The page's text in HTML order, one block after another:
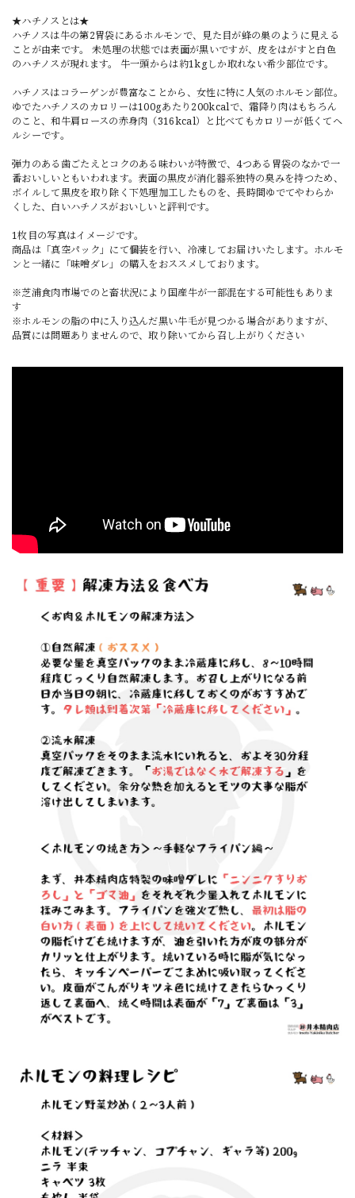
★ハチノスとは★
ハチノスは牛の第2胃袋にあるホルモンで、見た目が蜂の巣のように見える
ことが由来です。 未処理の状態では表面が黒いですが、皮をはがすと白色
のハチノスが現れます。 牛一頭からは約1kgしか取れない希少部位です。
ハチノスはコラーゲンが豊富なことから、女性に特に人気のホルモン部位。
ゆでたハチノスのカロリーは100gあたり200kcalで、霜降り肉はもちろん
のこと、和牛肩ロースの赤身肉（316kcal）と比べてもカロリーが低くてヘ
ルシーです。
弾力のある歯ごたえとコクのある味わいが特徴で、4つある胃袋のなかで一
番おいしいともいわれます。表面の黒皮が消化器系独特の臭みを持つため、
ボイルして黒皮を取り除く下処理加工したものを、長時間ゆでてやわらか
くした、白いハチノスがおいしいと評判です。
1枚目の写真はイメージです。
商品は「真空パック」にて個装を行い、冷凍してお届けいたします。ホルモ
ンと一緒に「味噌ダレ」の購入をおススメしております。
※芝浦食肉市場でのと畜状況により国産牛が一部混在する可能性もありま
す
※ホルモンの脂の中に入り込んだ黒い牛毛が見つかる場合がありますが、
品質には問題ありませんので、取り除いてから召し上がりください